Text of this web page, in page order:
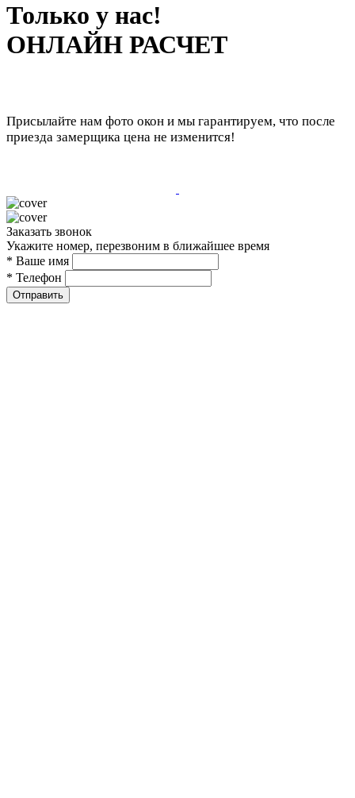
Только у нас!
ОНЛАЙН РАСЧЕТ
Присылайте нам фото окон и мы гарантируем, что после
приезда замерщика цена не изменится!
Заказать звонок
Укажите номер, перезвоним в ближайшее время
* Ваше имя
* Телефон
Отправить